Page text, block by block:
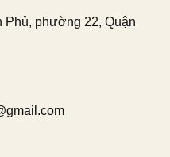
Phủ, phường 22, Quận